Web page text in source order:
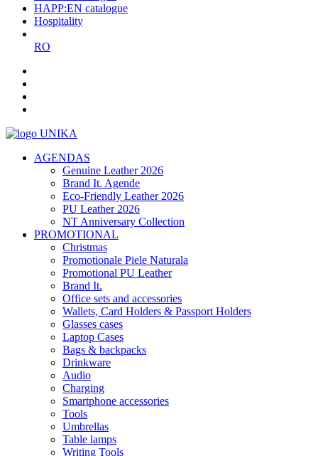
HAPP:EN catalogue
Hospitality
RO
AGENDAS
Genuine Leather 2026
Brand It. Agende
Eco-Friendly Leather 2026
PU Leather 2026
NT Anniversary Collection
PROMOTIONAL
Christmas
Promotionale Piele Naturala
Promotional PU Leather
Brand It.
Office sets and accessories
Wallets, Card Holders & Passport Holders
Glasses cases
Laptop Cases
Bags & backpacks
Drinkware
Audio
Charging
Smartphone accessories
Tools
Umbrellas
Table lamps
Writing Tools